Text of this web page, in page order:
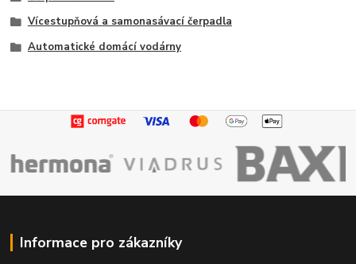
Vícestupňová a samonasávací čerpadla
Automatické domácí vodárny
Informace pro zákazníky